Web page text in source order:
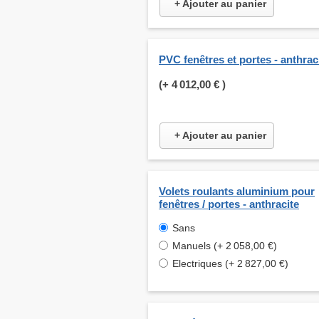
+ Ajouter au panier
PVC fenêtres et portes -
(+ 4 012,00 € )
+ Ajouter au panier
Volets roulants aluminium pour
fenêtres / portes - anthracite
Sans
Manuels (+ 2 058,00 €)
Electriques (+ 2 827,00 €)